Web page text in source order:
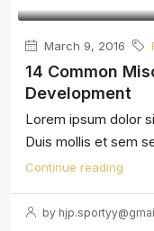
March 9, 2016
14 Common
Development
Lorem ipsum dolor
Duis mollis et sem
Continue reading
by